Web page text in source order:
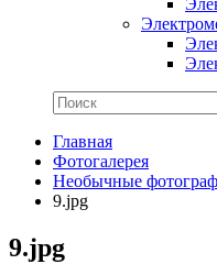
Главная
Фотогалерея
Необычные
9.jpg
9.jpg